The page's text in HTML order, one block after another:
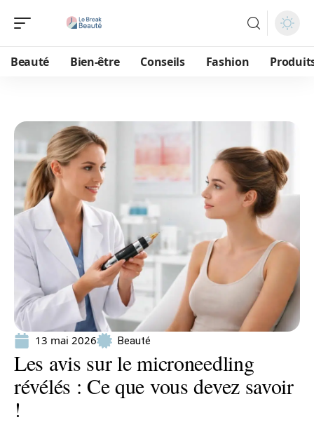
Beauté Bien-être Conseils Fashion
13 mai 2026 Beauté
Les avis sur le microneedling
révélés : Ce que vous devez savoir
!